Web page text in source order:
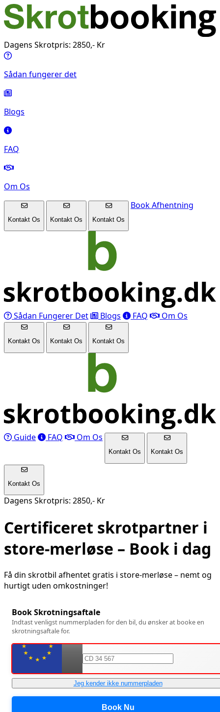
Dagens Skrotpris: 2850,- Kr
Sådan fungerer det
Blogs
FAQ
Om Os
Kontakt Os Kontakt Os Kontakt Os
Book Afhentning
Sådan Fungerer Det Blogs FAQ Om Os
Kontakt Os Kontakt Os Kontakt Os
Guide FAQ Om Os
Kontakt Os Kontakt Os
Kontakt Os
Dagens Skrotpris: 2850,- Kr
Certificeret skrotpartner i
store-merløse – Book i dag
Få din skrotbil afhentet gratis i store-merløse– nemt og
hurtigt uden omkostninger!
Book Skrotningsaftale
Indtast venligst nummerpladen for den bil, du ønsker at booke en
skrotningsaftale for.
Jeg kender ikke nummerpladen
Book Nu